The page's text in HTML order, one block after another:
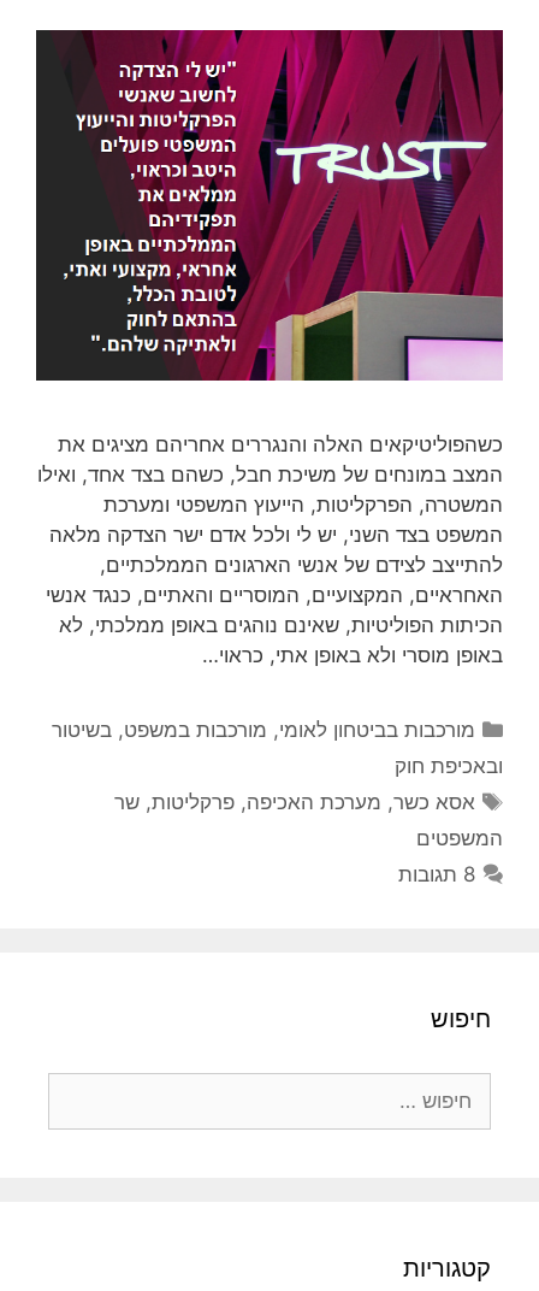
כשהפוליטיקאים האלה והנגררים אחריהם מציגים את
המצב במונחים של משיכת חבל, כשהם בצד אחד, ואילו
המשטרה, הפרקליטות, הייעוץ המשפטי ומערכת
המשפט בצד השני, יש לי ולכל אדם ישר הצדקה מלאה
להתייצב לצידם של אנשי הארגונים הממלכתיים,
האחראיים, המקצועיים, המוסריים והאתיים, כנגד אנשי
הכיתות הפוליטיות, שאינם נוהגים באופן ממלכתי, לא
באופן מוסרי ולא באופן אתי, כראוי…
קטגוריות
מורכבות בביטחון לאומי, מורכבות במשפט, בשיטור
ובאכיפת חוק
תגיות
אסא כשר, מערכת האכיפה,פרקליטות,שר
המשפטים
8 תגובות
חיפוש
קטגוריות